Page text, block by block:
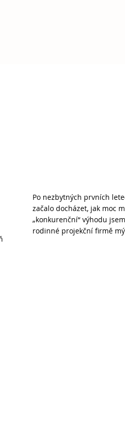
Po nezbytných prvních
začalo docházet, jak moc
„konkurenční“ výhodu
rodinné projekční firmě